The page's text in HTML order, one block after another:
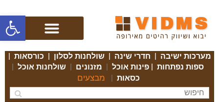
פתח
מערכות ישיבה | חדרי שינה |שולחנות לסלון | כורסאות |
ספות נפתחות |פינות אוכל | מזנונים |שולחנות אוכל |
כסאות | מבצעים